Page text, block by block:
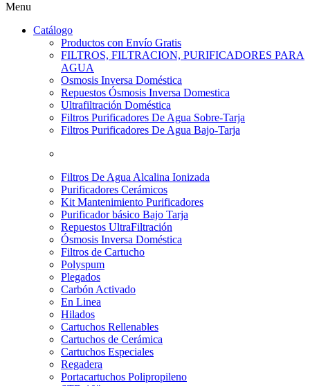
Menu
Catálogo
Productos con Envío Gratis
FILTROS, FILTRACION, PURIFICADORES PARA
AGUA
Osmosis Inversa Doméstica
Repuestos Ósmosis Inversa Domestica
Ultrafiltración Doméstica
Filtros Purificadores De Agua Sobre-Tarja
Filtros Purificadores De Agua Bajo-Tarja
Filtros De Agua Alcalina Ionizada
Purificadores Cerámicos
Kit Mantenimiento Purificadores
Purificador básico Bajo Tarja
Repuestos UltraFiltración
Ósmosis Inversa Doméstica
Filtros de Cartucho
Polyspum
Plegados
Carbón Activado
En Linea
Hilados
Cartuchos Rellenables
Cartuchos de Cerámica
Cartuchos Especiales
Regadera
Portacartuchos Polipropileno